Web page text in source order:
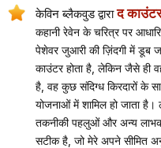
केविन ब्लैकवुड द्वाराद काउंटर
कहानी रेवेन के चरित्र पर
पेशेवर जुआरी की ज़िंदगी में डूब
काउंटर होता है, लेकिन जैसे ही
है, वह कुछ संदिग्ध किरदारों के
योजनाओं में शामिल हो जाता
तकनीकी पहलुओं और अन्य
सटीक है, जो मेरे अपने सीमित